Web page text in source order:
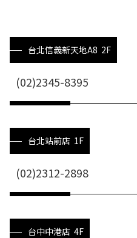
台北信義新天地A8 2F
(02)2345-8395
台北站前店 1F
(02)2312-2898
台中中港店 4F